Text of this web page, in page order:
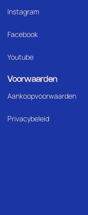
Instagram
Facebook
Youtube
Voorwaarden
Aankoopvoorwaarden
Privacybeleid